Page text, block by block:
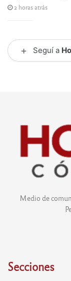
2 horas atrás
+ Seguí a
Medio de
Secciones